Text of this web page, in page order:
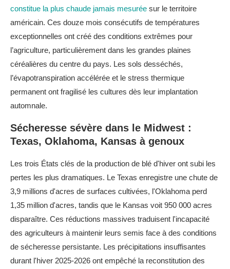
importations : qui paiera le prix ?
Adaptation et résilience : que peuvent faire les
agriculteurs ?
Transition écologique de l'agriculture américaine :
urgence et défis
constitue la plus chaude jamais mesurée sur le territoire
américain. Ces douze mois consécutifs de températures
exceptionnelles ont créé des conditions extrêmes pour
l’agriculture, particulièrement dans les grandes plaines
céréalières du centre du pays. Les sols desséchés,
l’évapotranspiration accélérée et le stress thermique
permanent ont fragilisé les cultures dès leur implantation
automnale.
Sécheresse sévère dans le Midwest :
Texas, Oklahoma, Kansas à genoux
Les trois États clés de la production de blé d'hiver ont subi les
pertes les plus dramatiques. Le Texas enregistre une chute de
3,9 millions d'acres de surfaces cultivées, l'Oklahoma perd
1,35 million d'acres, tandis que le Kansas voit 950 000 acres
disparaître. Ces réductions massives traduisent l'incapacité
des agriculteurs à maintenir leurs semis face à des conditions
de sécheresse persistante. Les précipitations insuffisantes
durant l'hiver 2025-2026 ont empêché la reconstitution des